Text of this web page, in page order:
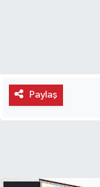
Paylaş